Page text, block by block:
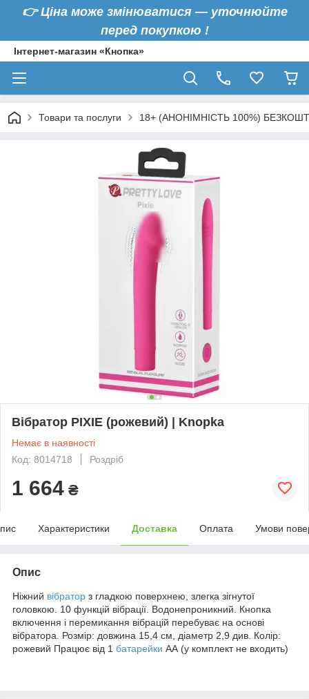
👉Ціна може змінюватися — уточнюйте
перед покупкою !
Інтернет-магазин «Кнопка»
Товари та послуги 18+ (АНОНІМНІСТЬ 100%)
Вібратор PIXIE (рожевий) | Knopka
Немає в наявності
Код: 8014718
Роздріб
1 664 ₴
Характеристики Доставка Оплата Умови
Опис
Ніжний вібратор з гладкою поверхнею, злегка зігнутої
головкою. 10 функцій вібрації. Водонепроникний. Кнопка
включення і перемикання вібрацій перебуває на основі
вібратора. Розмір: довжина 15,4 см, діаметр 2,9 див. Колір:
рожевий Працює від 1 батарейки АА (у комплект не входить)